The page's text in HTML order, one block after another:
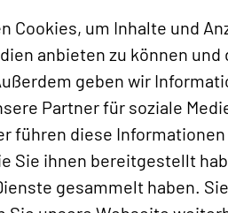
Wissen
wir!
in Ihrer Marke oder
Cookies, um Inhalte und
anbieten zu können
geben wir
Partner für soziale
führen diese
Sie ihnen bereitgestellt
gesammelt haben.